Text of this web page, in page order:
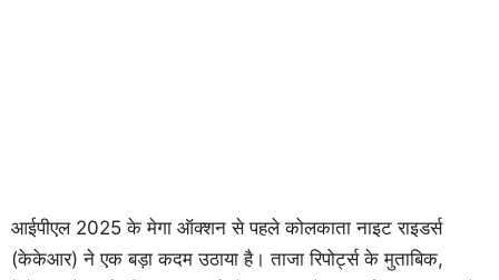
आईपीएल 2025 के मेगा ऑक्शन से पहले कोलकाता नाइट राइडर्स
(केकेआर) ने एक बड़ा कदम उठाया है। ताजा रिपोर्ट्स के मुताबिक,